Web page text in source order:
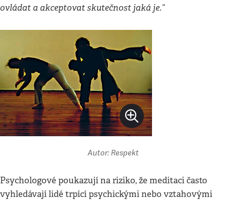
ovládat a akceptovat skutečnost jaká je.“
Autor: Respekt
Psychologové poukazují na riziko, že meditaci často
vyhledávají lidé trpící psychickými nebo vztahovými